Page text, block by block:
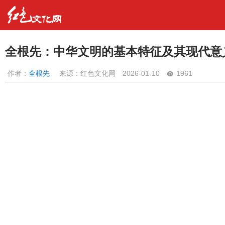
全根先：中华文明的基本特征及其现代意
作者： 全根先 来源：红色文化网 2026-01-10 1961